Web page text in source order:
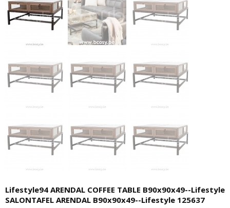
Lifestyle94 ARENDAL COFFEE TABLE B90x90x49--Lifestyle
SALONTAFEL ARENDAL B90x90x49--Lifestyle 125637